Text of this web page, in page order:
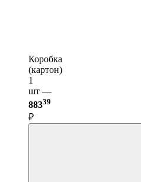
Коробка
(картон)
1
шт —
88339
₽